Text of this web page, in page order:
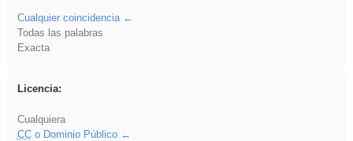
Cualquier coincidencia
Todas las palabras
Exacta
Licencia:
Cualquiera
CCo Dominio Público